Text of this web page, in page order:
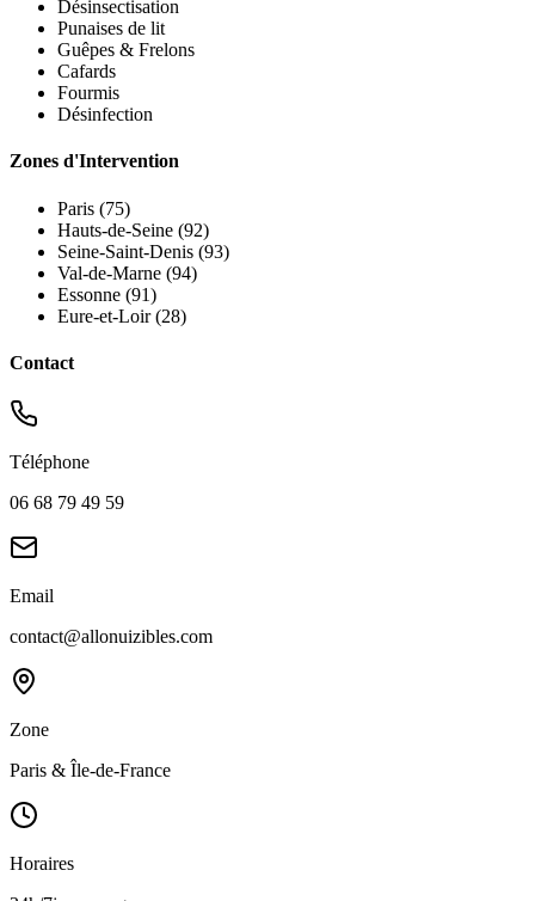
Désinsectisation
Punaises de lit
Guêpes & Frelons
Cafards
Fourmis
Désinfection
Zones d'Intervention
Paris (75)
Hauts-de-Seine (92)
Seine-Saint-Denis (93)
Val-de-Marne (94)
Essonne (91)
Eure-et-Loir (28)
Contact
Téléphone
06 68 79 49 59
Email
contact@allonuizibles.com
Zone
Paris & Île-de-France
Horaires